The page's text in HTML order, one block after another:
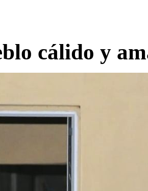
cálido y